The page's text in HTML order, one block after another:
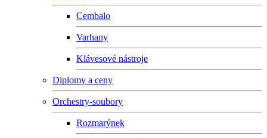
Cembalo
Varhany
Klávesové nástroje
Diplomy a ceny
Orchestry-soubory
Rozmarýnek